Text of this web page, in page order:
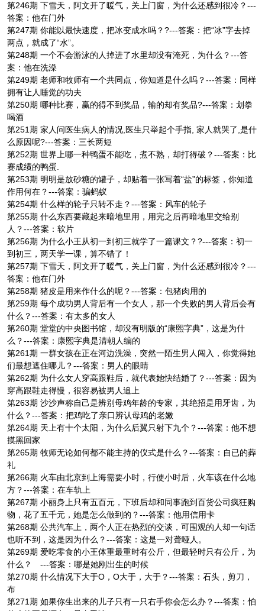
第246期 下雪天，阿文开了暖气，关上门窗，为什么还感到很冷？---
答案：他在门外
第247期 你能以最快速度，把冰变成水吗？?---答案：把“冰”字去掉
两点，就成了“水”。
第248期 一个不会游泳的人掉进了水里却没有淹死，为什么？---答
案：他在洗澡
第249期 老师和牧师有一个共同点，你知道是什么吗？---答案：同样
拥有让人睡觉的功夫
第250期 哪种比赛，赢的得不到奖品，输的却有奖品?---答案：划拳
喝酒
第251期 家人问医生病人的情况,医生只举起个手指, 家人就哭了,是什
么原因呢?---答案：三长两短
第252期 世界上哪一种鸭蛋不能吃，煮不熟，却打得破？---答案：比
赛成绩的鸭蛋.
第253期 明明是放砂糖的罐子，却贴着一张写着“盐”的标签，你知道
作用何在？---答案：骗蚂蚁
第254期 什么样的轮子只转不走？---答案：风车的轮子
第255期 什么东西要藏起来暗地里用，用完之后再暗地里交给别
人？---答案：软片
第256期 为什么小王从初一到初三就学了一篇课文？?---答案：初一
到初三，两天学一课，算不错了！
第257期 下雪天，阿文开了暖气，关上门窗，为什么还感到很冷？---
答案：他在门外
第258期 猪皮是用来作什么的呢？---答案：包猪肉用的
第259期 每个成功男人背后有一个女人，那一个失败的男人背后会有
什么？---答案：有太多的女人
第260期 堂堂的中央图书馆，却没有明版的“康熙字典”，这是为什
么？---答案：康熙字典是清朝人编的
第261期 一群女孩在正在河边洗澡，突然一陌生男人闯入，你觉得她
们最想遮住哪儿？---答案：男人的眼睛
第262期 为什么女人穿高跟鞋后，就代表她快结婚了？---答案：因为
穿高跟鞋走得慢，很容易被男人追上
第263期 沙沙声称自己是辨别母鸡年龄的专家，其绝招是用牙齿，为
什么？---答案：把鸡吃了亲口辨认母鸡的老嫩
第264期 天上有十个太阳，为什么后翼只射下九个？---答案：他不想
摸黑回家
第265期 牧师无论如何都不能主持的仪式是什么？---答案：自已的葬
礼
第266期 火车由北京到上海需要小时，行使小时后，火车该在什么地
方？---答案：在车轨上
第267期 小丽身上只有五百元，下班后却和同事跑到百货公司疯狂购
物，花了五千元，她是怎么做到的？---答案：他用信用卡
第268期 公共汽车上，两个人正在热烈的交谈，可围观的人却一句话
也听不到，这是因为什么？---答案：这是一对聋哑人。
第269期 爱吃零食的小王体重最重时有公斤，但最轻时只有公斤，为
什么？ ---答案：哪是她刚出生的时候
第270期 什么情况下大于O，O大于，大于？---答案：石头，剪刀，
布
第271期 如果你生出来的儿子只有一只右手你会怎么办？---答案：怕